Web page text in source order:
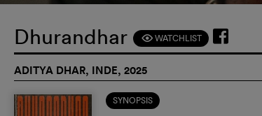
Dhurandhar F WATCHLIST
ADITYA DHAR, INDE, 2025
SYNOPSIS